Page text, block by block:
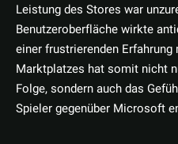
Leistung des Stores war
Benutzeroberfläche wirkte
einer frustrierenden
Marktplatzes hat somit nicht
Folge, sondern auch das
Spieler gegenüber Microsoft